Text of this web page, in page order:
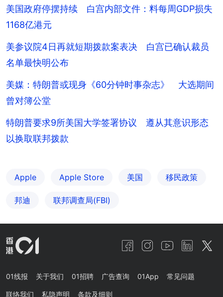
美国政府停摆持续 白宫内部文件：料每周GDP损失
1168亿港元
美参议院4日再就短期拨款案表决 白宫已确认裁员
名单最快明公布
美媒：特朗普或现身《60分钟时事杂志》 大选期间
曾对簿公堂
特朗普要求9所美国大学签署协议 遵从其意识形态
以换取联邦拨款
Apple Apple Store 美国 移民政策
邦迪 联邦调查局(FBI)
01线报 关于我们 01招聘 广告查询 01App 常见问题
联络我们 私隐声明 条款及细则